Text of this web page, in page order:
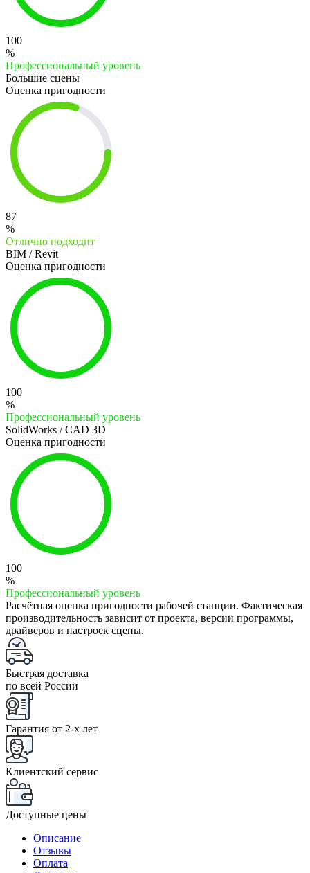
100
%
Профессиональный уровень
Большие сцены
Оценка пригодности
87
%
Отлично подходит
BIM / Revit
Оценка пригодности
100
%
Профессиональный уровень
SolidWorks / CAD 3D
Оценка пригодности
100
%
Профессиональный уровень
Расчётная оценка пригодности рабочей станции. Фактическая
производительность зависит от проекта, версии программы,
драйверов и настроек сцены.
Быстрая доставка
по всей России
Гарантия от 2-x лет
Клиентский сервис
Доступные цены
Описание
Отзывы
Оплата